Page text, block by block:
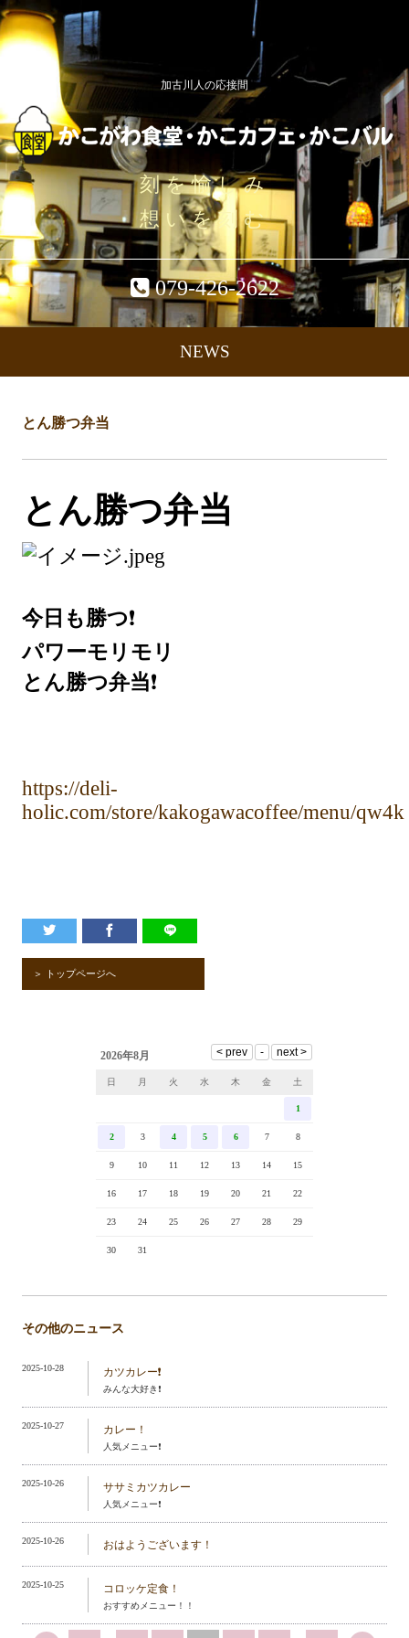
加古川人の応接間
刻を愉しみ
想いを刻む
079-426-2622
NEWS
とん勝つ弁当
とん勝つ弁当
今日も勝つ❗️
パワーモリモリ
とん勝つ弁当❗️
https://deli-
holic.com/store/kakogawacoffee/menu/qw4k
＞ トップページへ
2026年8月
日 月 火 水 木 金 土
1
2 3 4 5 6 7 8
9 10 11 12 13 14 15
16 17 18 19 20 21 22
23 24 25 26 27 28 29
30 31
その他のニュース
2025-10-28 カツカレー❗️
みんな大好き❗️
2025-10-27 カレー！
人気メニュー❗️
2025-10-26 ササミカツカレー
人気メニュー❗️
2025-10-26 おはようございます！
2025-10-25 コロッケ定食！
おすすめメニュー！！